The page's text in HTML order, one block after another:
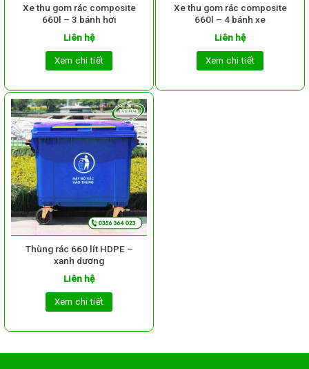
Xe thu gom rác composite
660l – 3 bánh hơi
Liên hệ
Xem chi tiết
Xe thu gom rác composite
660l – 4 bánh xe
Liên hệ
Xem chi tiết
Thùng rác 660 lít HDPE –
xanh dương
Liên hệ
Xem chi tiết